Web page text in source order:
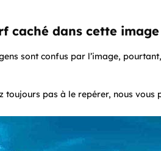
caché dans cette image
sont confus par l’image,
toujours pas à le repérer, nous